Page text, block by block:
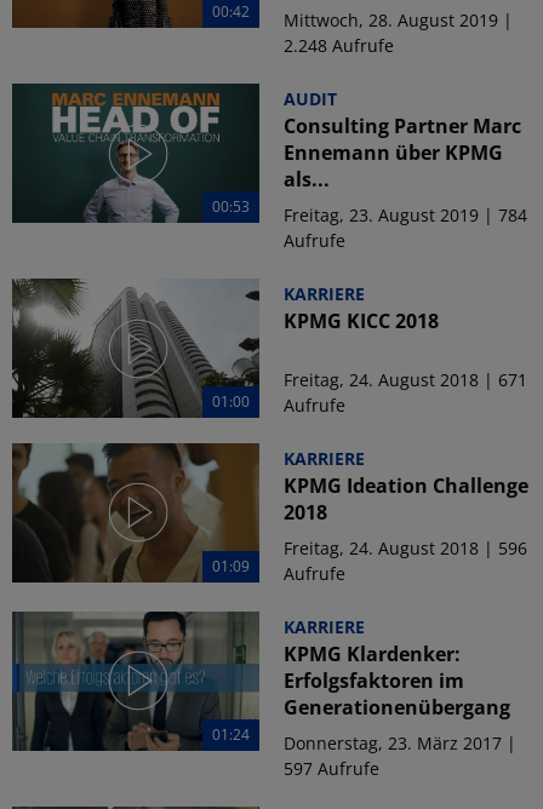
00:42
Mittwoch, 28. August 2019 |
2.248 Aufrufe
00:53
AUDIT
Consulting Partner Marc
Ennemann über KPMG
als...
Freitag, 23. August 2019 | 784
Aufrufe
01:00
KARRIERE
KPMG KICC 2018
Freitag, 24. August 2018 | 671
Aufrufe
01:09
KARRIERE
KPMG Ideation Challenge
2018
Freitag, 24. August 2018 | 596
Aufrufe
01:24
KARRIERE
KPMG Klardenker:
Erfolgsfaktoren im
Generationenübergang
Donnerstag, 23. März 2017 |
597 Aufrufe